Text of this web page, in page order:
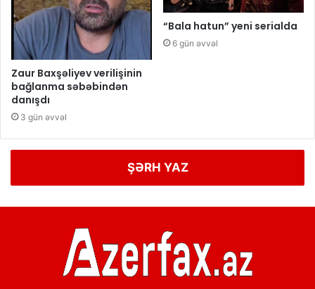
Zaur Baxşəliyev verilişinin
bağlanma səbəbindən
danışdı
3 gün əvvəl
“Bala hatun” yeni serialda
6 gün əvvəl
ŞƏRH YAZ